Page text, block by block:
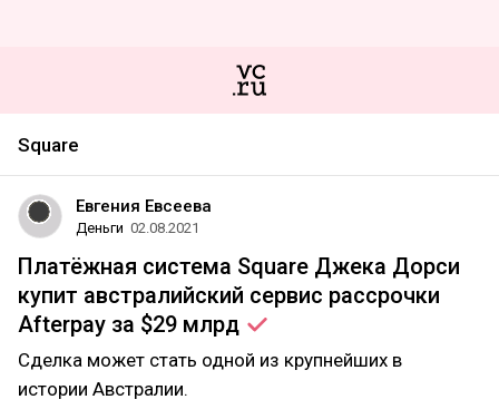
Square
Евгения Евсеева
Деньги 02.08.2021
Платёжная система Square Джека Дорси
купит австралийский сервис рассрочки
Afterpay за $29 млрд
Сделка может стать одной из крупнейших в
истории Австралии.